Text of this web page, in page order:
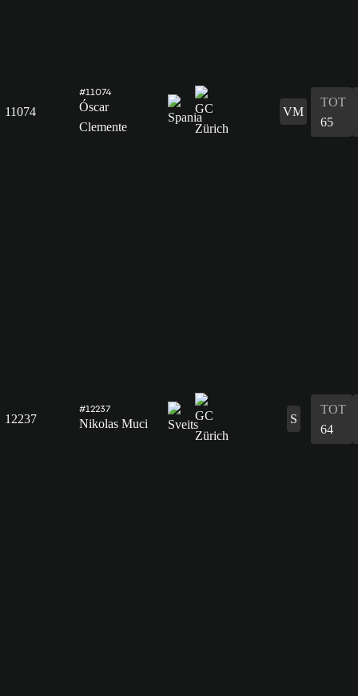
11074
#11074
Óscar
Clemente
VM
TOT
65
12237
#12237
Nikolas Muci S
TOT
64